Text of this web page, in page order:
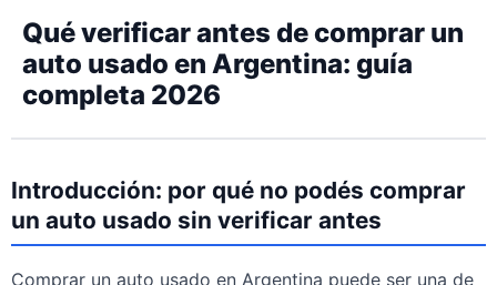
Qué verificar antes de comprar un
auto usado en Argentina: guía
completa 2026
Introducción: por qué no podés comprar
un auto usado sin verificar antes
Comprar un auto usado en Argentina puede ser una de